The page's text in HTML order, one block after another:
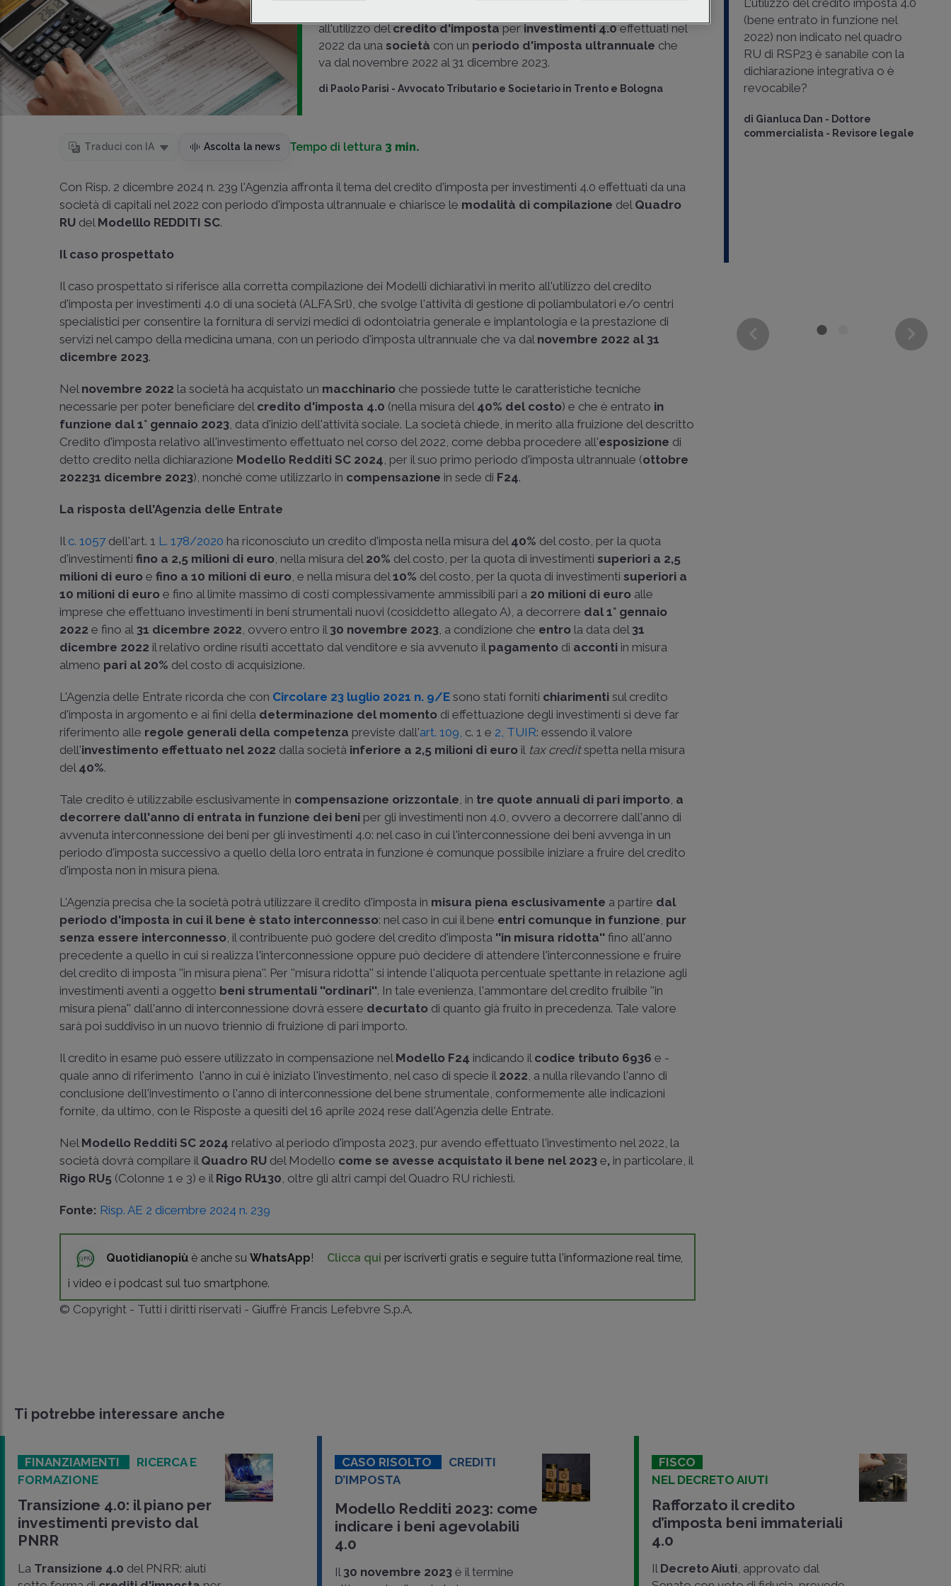
all'utilizzo delcredito d'impostaperinvestimenti 4.0effettuati nel
2022 da una società con un periodo d'imposta ultrannuale che
va dal novembre 2022 al 31 dicembre 2023.
di Paolo Parisi -Avvocato Tributario e Societario in Trento e Bologna
Traduci con IA Ascolta la news Tempo di lettura 3 min.
Con Risp. 2 dicembre 2024 n. 239 l'Agenzia affronta il tema del credito d'imposta per investimenti 4.0 effettuati da una
società di capitali nel 2022 con periodo d'imposta ultrannuale e chiarisce le modalità di compilazione del Quadro
RU del Modelllo REDDITI SC.
Il caso prospettato
Il caso prospettato si riferisce alla corretta compilazione dei Modelli dichiarativi in merito all'utilizzo del credito
d'imposta per investimenti 4.0 di una società (ALFA Srl), che svolge l'attività di gestione di poliambulatori e/o centri
specialistici per consentire la fornitura di servizi medici di odontoiatria generale e implantologia e la prestazione di
servizi nel campo della medicina umana, con un periodo d'imposta ultrannuale che va dal novembre 2022 al 31
dicembre 2023.
Nel novembre 2022 la società ha acquistato un macchinario che possiede tutte le caratteristiche tecniche
necessarie per poter beneficiare del credito d'imposta 4.0 (nella misura del 40% del costo) e che è entrato in
funzione dal 1° gennaio 2023, data d'inizio dell'attività sociale. La società chiede, in merito alla fruizione del descritto
Credito d'imposta relativo all'investimento effettuato nel corso del 2022, come debba procedere all'esposizione di
detto credito nella dichiarazione Modello Redditi SC 2024, per il suo primo periodo d'imposta ultrannuale (ottobre
2022­31 dicembre 2023), nonché come utilizzarlo in compensazione in sede di F24.
La risposta dell'Agenzia delle Entrate
Il c. 1057 dell'art. 1 L. 178/2020 ha riconosciuto un credito d'imposta nella misura del 40% del costo, per la quota
d'investimentifino a 2,5 milioni di euro, nella misura del 20% del costo, per la quota di investimenti superiori a 2,5
milioni di euro efino a 10 milioni di euro, e nella misura del10% del costo, per la quota di investimenti superiori a
10 milioni di euro e fino al limite massimo di costi complessivamente ammissibili pari a 20 milioni di euro alle
imprese che effettuano investimenti in beni strumentali nuovi (cosiddetto allegato A), a decorrere dal 1° gennaio
2022e fino al 31 dicembre 2022, ovvero entro il 30 novembre 2023, a condizione che entro la data del 31
dicembre 2022 il relativo ordine risulti accettato dal venditore e sia avvenuto il pagamento di acconti in misura
almeno pari al 20% del costo di acquisizione.
L'Agenzia delle Entrate ricorda che con Circolare 23 luglio 2021 n. 9/E sono stati forniti chiarimenti sul credito
d'imposta in argomento e ai fini della determinazione del momento di effettuazione degli investimenti si deve far
riferimento alle regole generali della competenza previste dall'art. 109, c. 1 e 2, TUIR: essendo il valore
dell'investimento effettuato nel 2022 dalla società inferiore a 2,5 milioni di euro il tax creditspetta nella misura
del 40%.
Tale credito è utilizzabile esclusivamente in compensazione orizzontale, in tre quote annuali di pari importo, a
decorrere dall'anno di entrata in funzione dei beni per gli investimenti non 4.0, ovvero a decorrere dall'anno di
avvenuta interconnessione dei beni per gli investimenti 4.0: nel caso in cui l'interconnessione dei beni avvenga in un
periodo d'imposta successivo a quello della loro entrata in funzione è comunque possibile iniziare a fruire del credito
d'imposta non in misura piena.
L'Agenzia precisa che la società potrà utilizzare il credito d'imposta in misura piena esclusivamente a partire dal
periodo d'imposta in cui il bene è stato interconnesso: nel caso in cui il bene entri comunque in funzione, pur
senza essere interconnesso, il contribuente può godere del credito d'imposta ''in misura ridotta'' fino all'anno
precedente a quello in cui si realizza l'interconnessione oppure può decidere di attendere l'interconnessione e fruire
del credito di imposta ''in misura piena''. Per ''misura ridotta'' si intende l'aliquota percentuale spettante in relazione agli
investimenti aventi a oggetto beni strumentali ''ordinari''. In tale evenienza, l'ammontare del credito fruibile ''in
misura piena'' dall'anno di interconnessione dovrà essere decurtato di quanto già fruito in precedenza. Tale valore
sarà poi suddiviso in un nuovo triennio di fruizione di pari importo.
Il credito in esame può essere utilizzato in compensazione nel Modello F24 indicando il codice tributo 6936 e ­
quale anno di riferimento ­ l'anno in cui è iniziato l'investimento, nel caso di specie il 2022, a nulla rilevando l'anno di
conclusione dell'investimento o l'anno di interconnessione del bene strumentale, conformemente alle indicazioni
fornite, da ultimo, con le Risposte a quesiti del 16 aprile 2024 rese dall'Agenzia delle Entrate.
Nel Modello Redditi SC 2024 relativo al periodo d'imposta 2023, pur avendo effettuato l'investimento nel 2022, la
società dovrà compilare il Quadro RU del Modello come se avesse acquistato il bene nel 2023 e, in particolare, il
Rigo RU5 (Colonne 1 e 3) e il Rigo RU130, oltre gli altri campi del Quadro RU richiesti.
Fonte: Risp. AE 2 dicembre 2024 n. 239
Quotidianopiù è anche suWhatsApp! Clicca qui per iscriverti gratis e seguire tutta l'informazione real time,
i video e i podcast sul tuo smartphone.
© Copyright - Tutti i diritti riservati - Giuffrè Francis Lefebvre S.p.A.
Una disposizione del “Decreto
adempimenti”, pubblicato
nell'ambito dell'attuazione della
Delega Fiscale, mette in
sicurezza i bonus legittimamente
maturati (ed eventualmente
diGiuseppe Mercurio -Dottore
L'utilizzo del credito imposta 4.0
(bene entrato in funzione nel
2022) non indicato nel quadro
RU di RSP23 è sanabile con la
dichiarazione integrativa o è
revocabile?
di Gianluca Dan - Dottore
commercialista - Revisore legale
Ti potrebbe interessare anche
FINANZIAMENTI
RICERCA E
FORMAZIONE
Transizione 4.0: il piano per
investimenti previsto dal
PNRR
La Transizione 4.0 del PNRR: aiuti
CASO RISOLTO
CREDITI
D’IMPOSTA
Modello Redditi 2023: come
indicare i beni agevolabili
4.0
Il 30 novembre 2023 è il termine
FISCO
NEL DECRETO AIUTI
Rafforzato il credito
d’imposta beni immateriali
4.0
Il Decreto Aiuti, approvato dal